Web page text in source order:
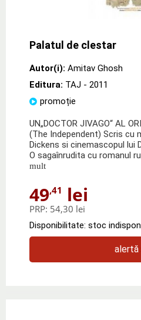
Palatul de clestar
Autor(i): Amitav Ghosh
Editura: TAJ - 2011
promoție
UN„DOCTOR JIVAGO“ AL
(The Independent) Scris cu
Dickens si cinemascopul lui
O sagaînrudita cu romanul
mult
49,41 lei
PRP: 54,30 lei
Disponibilitate: stoc